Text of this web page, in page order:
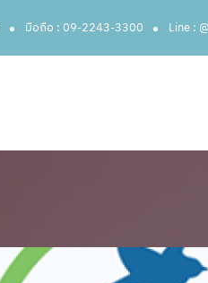
มือถือ : 09-2243-3300 Line :